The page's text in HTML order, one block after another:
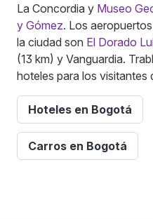
La Concordia y Museo
y Gómez. Los
la ciudad son El Dorado
(13 km) y Vanguardia.
hoteles para los visitantes
Hoteles en Bogotá
Carros en Bogotá